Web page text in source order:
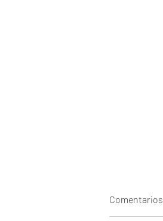
Comentarios